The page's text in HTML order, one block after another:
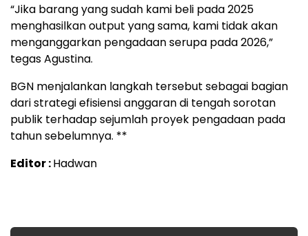
“Jika barang yang sudah kami beli pada 2025
menghasilkan output yang sama, kami tidak akan
menganggarkan pengadaan serupa pada 2026,”
tegas Agustina.
BGN menjalankan langkah tersebut sebagai bagian
dari strategi efisiensi anggaran di tengah sorotan
publik terhadap sejumlah proyek pengadaan pada
tahun sebelumnya. **
Editor :Hadwan